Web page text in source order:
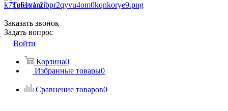
Telegram
Заказать звонок
Задать вопрос
Войти
Корзина0
Избранные товары0
Сравнение товаров0